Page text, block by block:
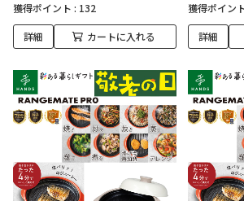
獲得ポイント : 132
詳細 カートに入れる
獲得ポイン
詳細